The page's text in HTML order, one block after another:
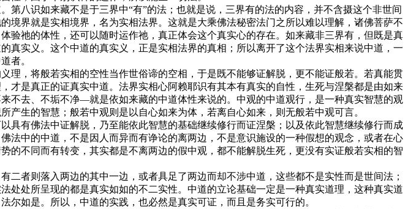
八识如来藏不是于三界中“有”的法；也就是说，三界有的法的内容，并不含摄这个非世间
界就是实相境界，名为实相法界。这就是大乘佛法秘密法门之所以难以理解，诸佛菩萨不
祂的体性，还可以随时运作祂，真正体会这个真实心的存在。如来藏非三界有，但既是真
实义。这个中道的真实义，正是实相法界的真相；所以离开了这个法界实相来说中道，一
者。
，将般若实相的空性当作世俗谛的空相，于是既不能够证解脱，更不能证般若。若真能贯
是真正的证真实中道。法界实相心阿赖耶识有其本有真实的自性，生死与涅槃都是由如来
去、不垢不净—就是依如来藏的中道体性来说的。中观的中道观行，是一种真实智慧的观
生的智慧；般若中观则是以自心如来为体，若离自心如来，则无般若中观可言。
有佛法中证解脱，乃至能依此智慧的基础继续修行而证涅槃；以及依此智慧继续修行而成
法中的中道，不是因人而异而有诤论的离两边，不是意识施设的一种假想的观念，或者在心
不同而有转变，其实都是不离两边的假中观，都不能解脱生死，更没有实证般若实相的智
者则落入两边的其中一边，或者具足了两边而却不涉中道，这些都不是实性而是世间法；
处处所呈现的都是真实如如的不二实性。中道的立论基础一定是一种真实道理，这种真实道
如是。所以，中道的实践，也必然是真实可证，而且是务实可行的。